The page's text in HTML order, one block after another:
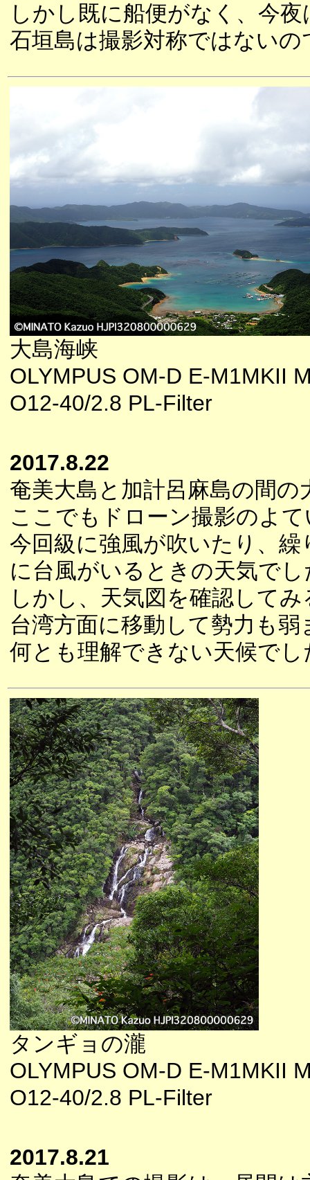
しかし既に船便がなく、今
石垣島は撮影対称ではない
大島海峡
OLYMPUS OM-D E-M1MKII
O12-40/2.8 PL-Filter
2017.8.22
奄美大島と加計呂麻島の間の
ここでもドローン撮影のよ
今回級に強風が吹いたり、
に台風がいるときの天気でし
しかし、天気図を確認して
台湾方面に移動して勢力も
何とも理解できない天候でし
タンギョの瀧
OLYMPUS OM-D E-M1MKII
O12-40/2.8 PL-Filter
2017.8.21